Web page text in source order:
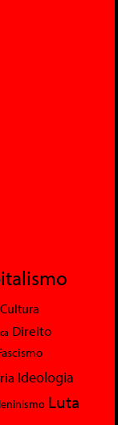
Cultura
Direito
Ideologia
leninismo Luta